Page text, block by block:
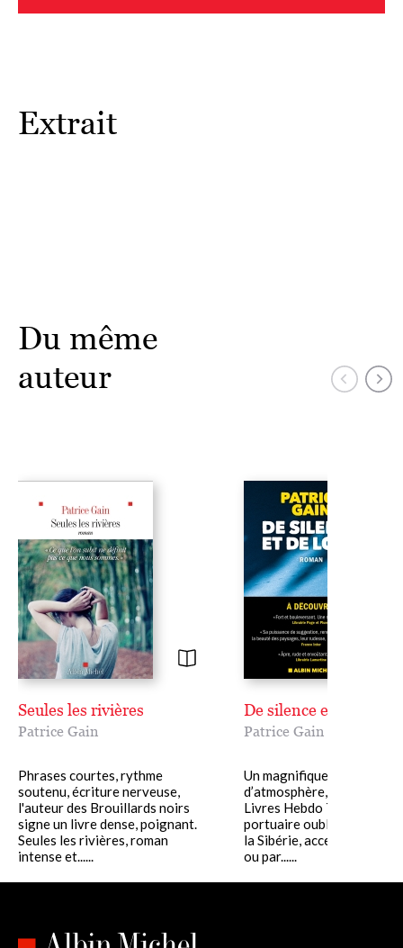
Extrait
Du même
auteur
Seules les rivières
Patrice Gain
Phrases courtes, rythme
soutenu, écriture nerveuse,
l'auteur des Brouillards noirs
signe un livre dense, poignant.
Seules les rivières, roman
intense et......
De silence et de loup
Patrice Gain
Un magnifique roman
d’atmosphère, noir et
Livres Hebdo Tiksi, ville
portuaire oubliée aux
la Sibérie, accessible par
ou par......